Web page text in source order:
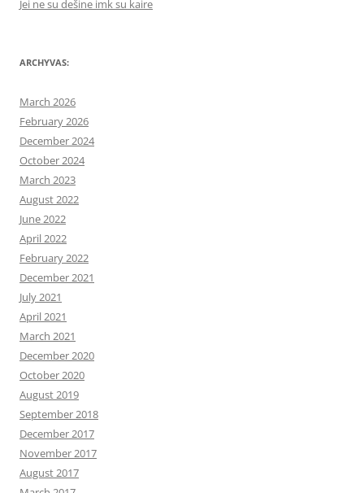
Jei ne su dešine imk su kaire
ARCHYVAS:
March 2026
February 2026
December 2024
October 2024
March 2023
August 2022
June 2022
April 2022
February 2022
December 2021
July 2021
April 2021
March 2021
December 2020
October 2020
August 2019
September 2018
December 2017
November 2017
August 2017